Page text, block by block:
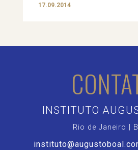
17.09.2014
INSTITUTO
Rio de Janeiro |